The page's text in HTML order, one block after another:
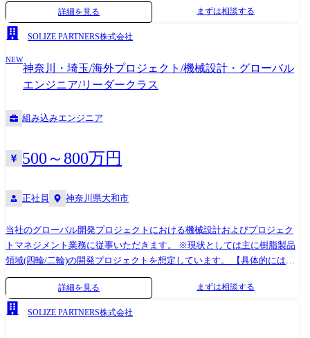
析方針の設計・提案 ●案件特徴 ・解析方針の設計から提案まで一貫して
担当 ・顧客と対等な立場で技術的な議論を行い、プロジェクトを推進 ・
ツール・環境 ・ANSYS HFSS ・ANSYS Siwave ・ANSYS Q3D ・ANSYS
EMC Plus ・CAD:CATIA / CR-5000
詳細を見る まずは相談する
SOLIZE PARTNERS株式会社
NEW
神奈川・埼玉/海外プロジェクト/機械設計・グローバル
エンジニア/リーダークラス
組み込みエンジニア
500～800万円
正社員 神奈川県大和市
当社のグローバル開発プロジェクトにおける機械設計およびプロジェク
トマネジメント業務に従事いただきます。 ※現状としては主に樹脂製品
領域(四輪/二輪)の開発プロジェクトを想定しています。 【具体的には】
樹脂製品領域における構造設計、先行開発・構想設計から量産設計にい
たる一連の開発実務およびディレクション業務 ●対アメリカプロジェク
ト ・プロジェクトの推進 ・現地メーカーやステークホルダーとの交渉・
詳細を見る まずは相談する
SOLIZE PARTNERS株式会社